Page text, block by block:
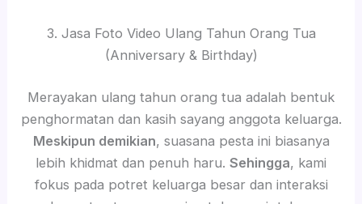
3. Jasa Foto Video Ulang Tahun Orang Tua
(Anniversary & Birthday)
Merayakan ulang tahun orang tua adalah bentuk
penghormatan dan kasih sayang anggota keluarga.
Meskipun demikian, suasana pesta ini biasanya
lebih khidmat dan penuh haru. Sehingga, kami
fokus pada potret keluarga besar dan interaksi